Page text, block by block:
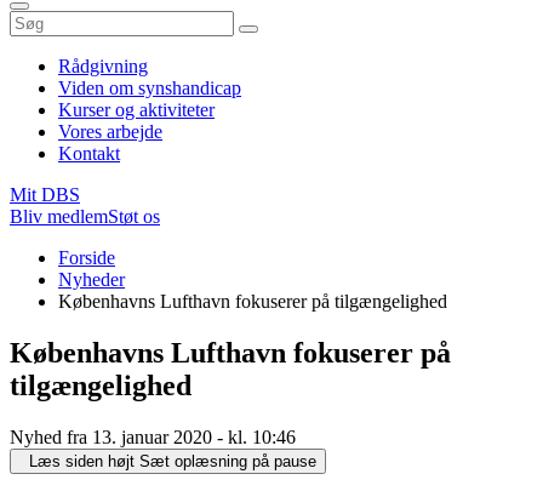
Rådgivning
Viden om synshandicap
Kurser og aktiviteter
Vores arbejde
Kontakt
Mit DBS
Bliv medlemStøt os
Forside
Nyheder
Københavns Lufthavn fokuserer på tilgængelighed
Københavns Lufthavn fokuserer på
tilgængelighed
Nyhed fra 13. januar 2020 - kl. 10:46
Læs siden højt Sæt oplæsning på pause